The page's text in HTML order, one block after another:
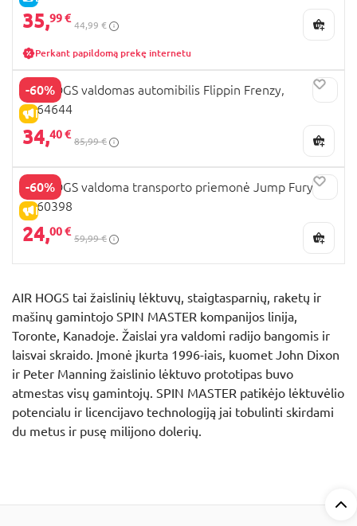
35,99 €
44,99 €
Perkant papildomą prekę internetu
-60%
IŠPARDAVIMAS
AIR HOGS valdomas automibilis Flippin Frenzy,
6064644
34,40 €
85,99 €
-60%
IŠPARDAVIMAS
AIR HOGS valdoma transporto priemonė Jump Fury,
6060398
24,00 €
59,99 €
AIR HOGS tai žaislinių lėktuvų, staigtasparnių, raketų ir
mašinų gamintojo SPIN MASTER kompanijos linija,
Toronte, Kanadoje. Žaislai yra valdomi radijo bangomis ir
laisvai skraido. Įmonė įkurta 1996-iais, kuomet John Dixon
ir Peter Manning žaislinio lėktuvo prototipas buvo
atmestas visų gamintojų. SPIN MASTER patikėjo lėktuvėlio
potencialu ir licencijavo technologiją jai tobulinti skirdami
du metus ir pusę milijono dolerių.